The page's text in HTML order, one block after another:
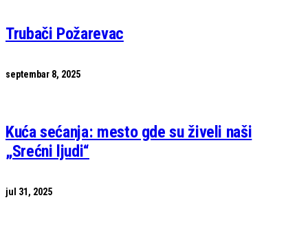
Trubači Požarevac
septembar 8, 2025
Kuća sećanja: mesto gde su živeli naši
„Srećni ljudi“
jul 31, 2025